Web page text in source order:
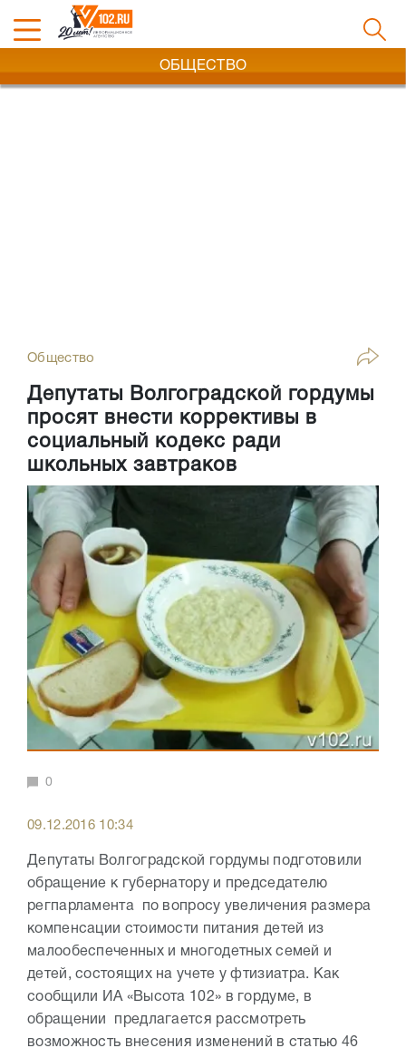
ОБЩЕСТВО
Общество
Депутаты Волгоградской гордумы
просят внести коррективы в
социальный кодекс ради
школьных завтраков
0
09.12.2016 10:34
Депутаты Волгоградской гордумы подготовили
обращение к губернатору и председателю
регпарламента по вопросу увеличения размера
компенсации стоимости питания детей из
малообеспеченных и многодетных семей и
детей, состоящих на учете у фтизиатра. Как
сообщили ИА «Высота 102» в гордуме, в
обращении предлагается рассмотреть
возможность внесения изменений в статью 46